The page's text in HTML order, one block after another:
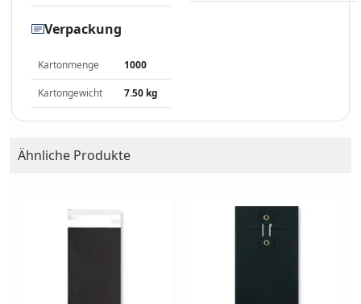
Verpackung
Kartonmenge 1000
Kartongewicht 7.50 kg
Ähnliche Produkte